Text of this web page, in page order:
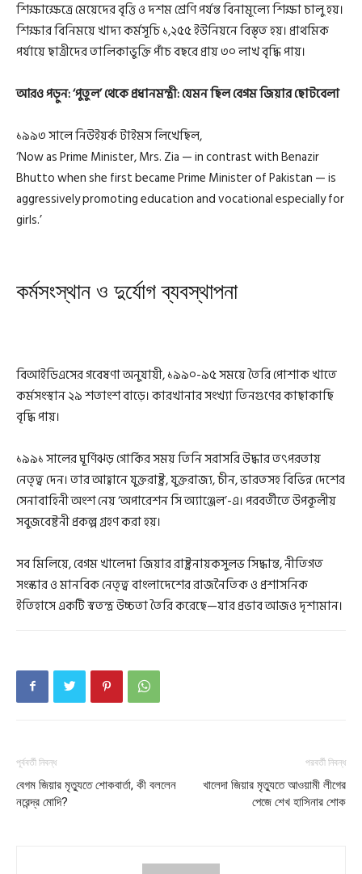
শিক্ষাক্ষেত্রে মেয়েদের বৃত্তি ও দশম শ্রেণি পর্যন্ত বিনামূল্যে শিক্ষা চালু হয়।
শিক্ষার বিনিময়ে খাদ্য কর্মসূচি ১,২৫৫ ইউনিয়নে বিস্তৃত হয়। প্রাথমিক
পর্যায়ে ছাত্রীদের তালিকাভুক্তি পাঁচ বছরে প্রায় ৩০ লাখ বৃদ্ধি পায়।
আরও পড়ুন:‘পুতুল’ থেকে প্রধানমন্ত্রী: যেমন ছিল বেগম জিয়ার ছোটবেলা
১৯৯৩ সালে নিউইয়র্ক টাইমস লিখেছিল,
‘Now as Prime Minister, Mrs. Zia — in contrast with Benazir
Bhutto when she first became Prime Minister of Pakistan — is
aggressively promoting education and vocational especially for
girls.’
কর্মসংস্থান ও দুর্যোগ ব্যবস্থাপনা
বিআইডিএসের গবেষণা অনুযায়ী, ১৯৯০-৯৫ সময়ে তৈরি পোশাক খাতে
কর্মসংস্থান ২৯ শতাংশ বাড়ে। কারখানার সংখ্যা তিনগুণের কাছাকাছি
বৃদ্ধি পায়।
১৯৯১ সালের ঘূর্ণিঝড় গোর্কির সময় তিনি সরাসরি উদ্ধার তৎপরতায়
নেতৃত্ব দেন। তার আহ্বানে যুক্তরাষ্ট্র, যুক্তরাজ্য, চীন, ভারতসহ বিভিন্ন দেশের
সেনাবাহিনী অংশ নেয় ‘অপারেশন সি অ্যাঞ্জেল’-এ। পরবর্তীতে উপকূলীয়
সবুজবেষ্টনী প্রকল্প গ্রহণ করা হয়।
সব মিলিয়ে, বেগম খালেদা জিয়ার রাষ্ট্রনায়কসুলভ সিদ্ধান্ত, নীতিগত
সংস্কার ও মানবিক নেতৃত্ব বাংলাদেশের রাজনৈতিক ও প্রশাসনিক
ইতিহাসে একটি স্বতন্ত্র উচ্চতা তৈরি করেছে—যার প্রভাব আজও দৃশ্যমান।
পূর্ববর্তী নিবন্ধ
বেগম জিয়ার মৃত্যুতে শোকবার্তা, কী বললেন
নরেন্দ্র মোদি?
পরবর্তী নিবন্ধ
খালেদা জিয়ার মৃত্যুতে আওয়ামী লীগের
পেজে শেখ হাসিনার শোক